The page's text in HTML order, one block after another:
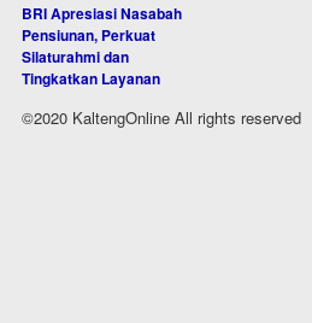
BRI Apresiasi Nasabah
Pensiunan, Perkuat
Silaturahmi dan
Tingkatkan Layanan
©2020 KaltengOnline All rights reserved